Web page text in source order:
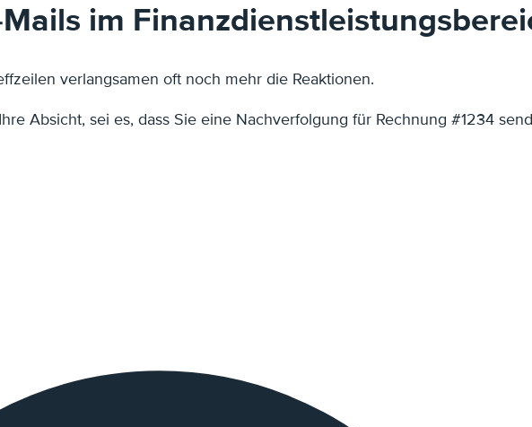
im
verlangsamen oft noch mehr die Reaktionen.
Absicht, sei es, dass Sie eine Nachverfolgung für Rechnung #1234